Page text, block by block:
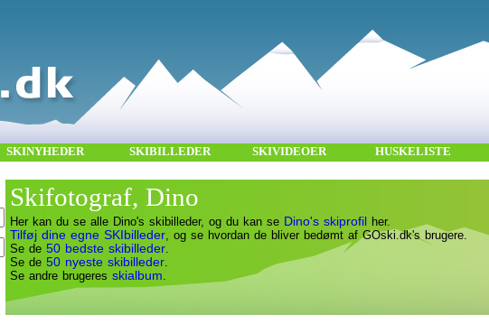
SKINYHEDER SKIBILLEDER SKIVIDEOER HUSKELISTE
Skifotograf, Dino
Her kan du se alle Dino's skibilleder, og du kan se Dino's skiprofil her.
Tilføj dine egne SKIbilleder, og se hvordan de bliver bedømt af GOski.dk's brugere.
Se de 50 bedste skibilleder.
Se de 50 nyeste skibilleder.
Se andre brugeres skialbum.